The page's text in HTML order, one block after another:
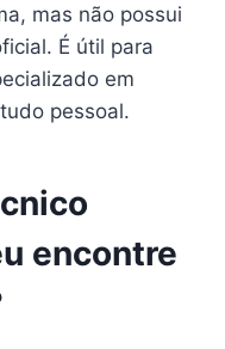
mas não possui
É útil para
em
pessoal.
encontre